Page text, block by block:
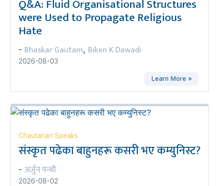
Q&A: Fluid Organisational Structures
were Used to Propagate Religious
Hate
- Bhaskar Gautam, Biken K Dawadi
2026-08-03
Learn More »
Chautarian Speaks
संस्कृत पढेका बाहुनहरू कसरी भए कम्युनिस्ट?
- अर्जुन पन्थी
2026-08-02